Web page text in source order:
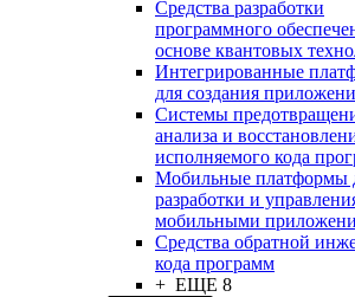
Средства разработки
программного
основе квантовых
Интегрированные
для создания
Системы
анализа и
исполняемого кода
Мобильные платформы
разработки и
мобильными
Средства обратной
кода программ
+ ЕЩЕ 8